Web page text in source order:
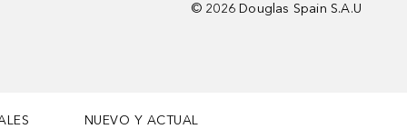
© 2026 Douglas Spain S.A.U
NUEVO Y ACTUAL